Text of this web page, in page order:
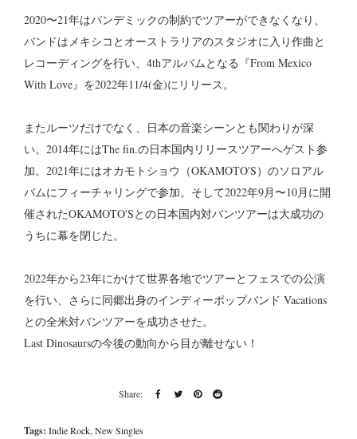
2020〜21年はパンデミックの制約でツアーができなくなり、
バンドはメキシコとオーストラリアのスタジオに入り作曲と
レコーディングを行い、4thアルバムとなる『From Mexico
With Love』を2022年11/4(金)にリリース。
またルーツだけでなく、日本の音楽シーンとも関わりが深
い。2014年にはThe fin.の日本国内リリースツアーへゲスト参
加。2021年にはオカモトショウ（OKAMOTO'S）のソロアル
バムにフィーチャリングで参加。そして2022年9月〜10月に開
催されたOKAMOTO'Sとの日本国内対バンツアーは大成功の
うちに幕を閉じた。
2022年から23年にかけて世界各地でツアーとフェスでの公演
を行い、さらに同郷出身のインディーポップバンド Vacations
との全米対バンツアーを成功させた。
Last Dinosaursの今後の動向から目が離せない！
Tags: Indie Rock,New Singles